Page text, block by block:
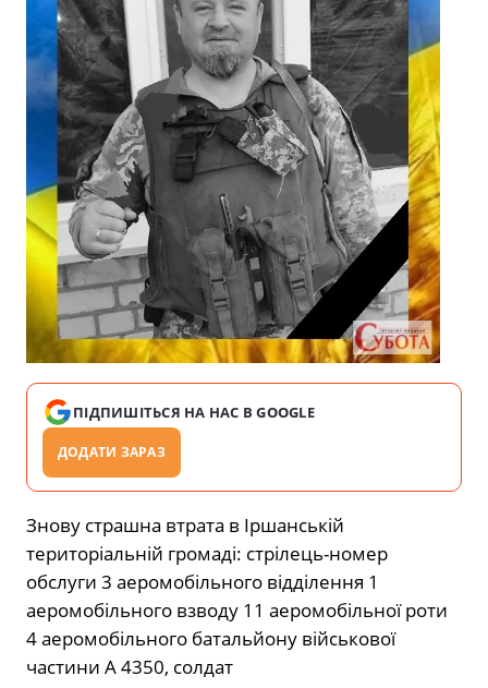
ПІДПИШІТЬСЯ НА НАС В GOOGLE
ДОДАТИ ЗАРАЗ
Знову страшна втрата в Іршанській
територіальній громаді: стрілець-номер
обслуги 3 аеромобільного відділення 1
аеромобільного взводу 11 аеромобільної роти
4 аеромобільного батальйону військової
частини А 4350, солдат